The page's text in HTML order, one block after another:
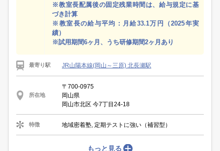
※教室長配属後の固定残業時間は、給与規定に基
づき計算
※教室長の給与平均：月給33.1万円（2025年実
績）
※試用期間6ヶ月、うち研修期間2ヶ月あり
最寄り駅 JR山陽本線(岡山～三原) 北長瀬駅
所在地
〒700-0975
岡山県
岡山市北区 今7丁目24-18
特徴 地域密着塾, 定期テストに強い（補習型）
もっと見る